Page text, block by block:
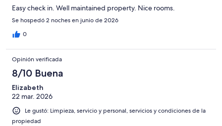
Easy check in. Well maintained property. Nice rooms.
Se hospedó 2 noches en junio de 2026
0
Opinión verificada
8/10 Buena
Elizabeth
22 mar. 2026
Le gustó: Limpieza, servicio y personal, servicios y condiciones de la
propiedad